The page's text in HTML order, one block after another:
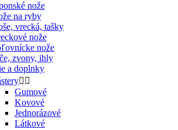
nože
na ryby
vrecká, tašky
nože
nože
zvony, ihly
a doplnky
 
Gumové
Kovové
Jednorázové
Látkové